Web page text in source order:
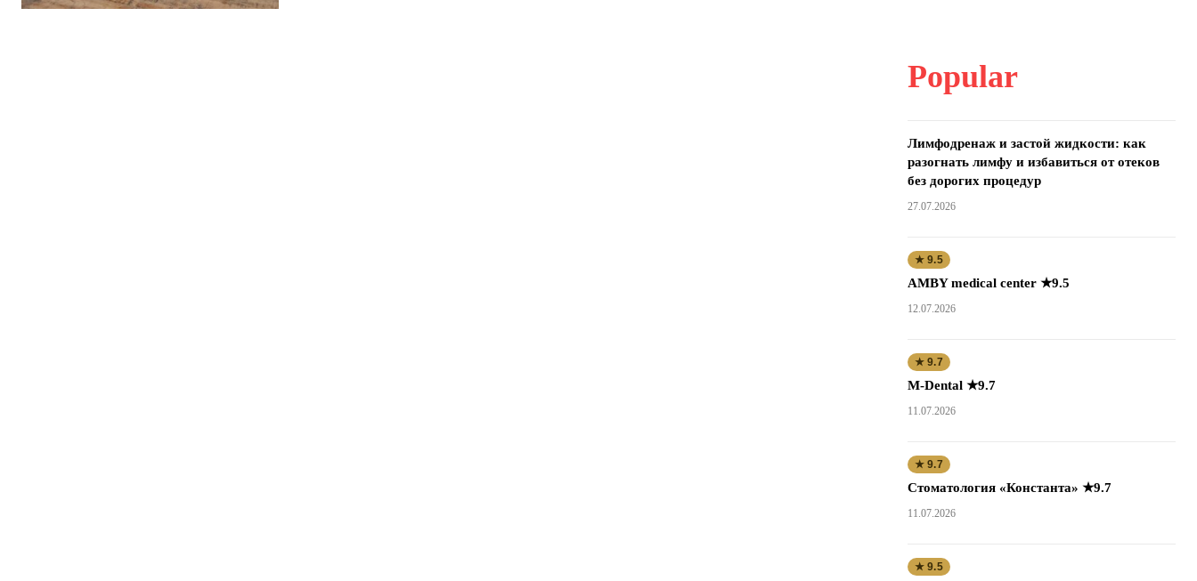
Popular
Лимфодренаж и застой жидкости: как
разогнать лимфу и избавиться от отеков
без дорогих процедур
27.07.2026
★ 9.5
AMBY medical center ★9.5
12.07.2026
★ 9.7
M-Dental ★9.7
11.07.2026
★ 9.7
Стоматология «Константа» ★9.7
11.07.2026
★ 9.5